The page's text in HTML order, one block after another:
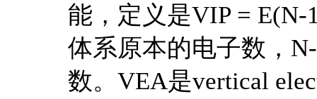
能，定义是VIP =
体系原本的电子数，
数。VEA是vertical